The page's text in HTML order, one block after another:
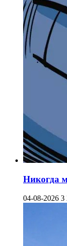
Никогда
04-08-2026 3